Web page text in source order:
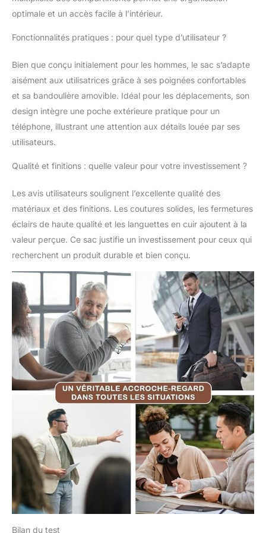
classeur avec 8 cm
d'épaisseur | 1x
ordinateur portable de
compartiment zippé à
l'arrière (33 x 18 cm) |
2x compartiments
zippés à l'avant | 1x
pochette pour
téléphone portable de
monnaie | 1x pochette
Caractéristiques:
STILORD | Modèle
"Nelson" | Cuir de
bœuf véritable | 43 x
13 x 36 cm | 1400
grammes | Pour
ordinateur portable de
15,6 pouces |
Également adapté
comme housse pour
Macbook Pro de 16
pouces
optimale et un accès facile à l’intérieur.
Fonctionnalités pratiques : pour quel type d’utilisateur ?
Bien que conçu initialement pour les hommes, le sac s’adapte
aisément aux utilisatrices grâce à ses poignées confortables
et sa bandoulière amovible. Idéal pour les déplacements, son
design intègre une poche extérieure pratique pour un
téléphone, illustrant une attention aux détails louée par ses
utilisateurs.
Qualité et finitions : quelle valeur pour votre investissement ?
Les avis utilisateurs soulignent l’excellente qualité des
matériaux et des finitions. Les coutures solides, les fermetures
éclairs de haute qualité et les languettes en cuir ajoutent à la
valeur perçue. Ce sac justifie un investissement pour ceux qui
recherchent un produit durable et bien conçu.
Bilan du test